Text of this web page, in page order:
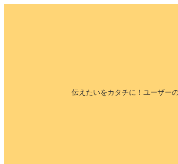
伝えたいをカタチに！ユーザー